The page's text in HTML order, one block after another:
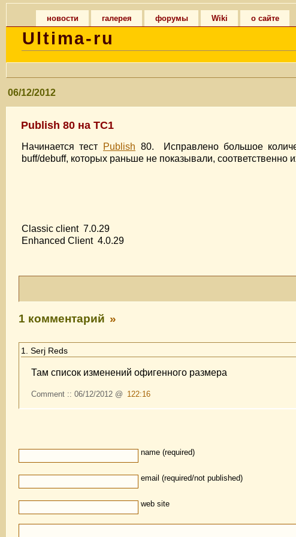
новости галерея форумы Wiki о сайте
Ultima-ru
06/12/2012
Publish 80 на TC1
Начинается тест Publish 80. Исправлено большое
buff/debuff, которых раньше не показывали, соответственно
Classic client 7.0.29
Enhanced Client 4.0.29
1 комментарий »
1. Serj Reds
Там список изменений офигенного размера
Comment :: 06/12/2012 @ 122:16
name (required)
email (required/not published)
web site